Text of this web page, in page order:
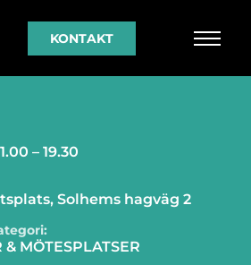
KONTAKT
– 19.30
Solhems hagväg 2
MÖTESPLATSER